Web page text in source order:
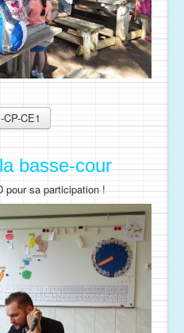
CE1
basse-cour
pour sa participation !